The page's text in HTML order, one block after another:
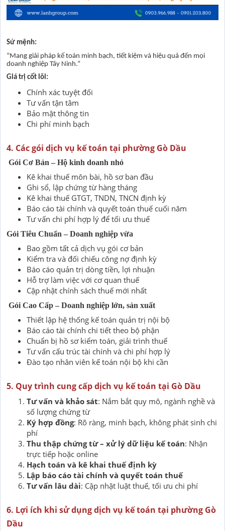
Sứ mệnh:
“Mang giải pháp kế toán minh bạch, tiết kiệm và hiệu quả đến mọi
doanh nghiệp Tây Ninh.”
Giá trị cốt lõi:
Chính xác tuyệt đối
Tư vấn tận tâm
Bảo mật thông tin
Chi phí minh bạch
4. Các gói dịch vụ kế toán tại phường Gò Dầu
Gói Cơ Bản – Hộ kinh doanh nhỏ
Kê khai thuế môn bài, hồ sơ ban đầu
Ghi sổ, lập chứng từ hàng tháng
Kê khai thuế GTGT, TNDN, TNCN định kỳ
Báo cáo tài chính và quyết toán thuế cuối năm
Tư vấn chi phí hợp lý để tối ưu thuế
Gói Tiêu Chuẩn – Doanh nghiệp vừa
Bao gồm tất cả dịch vụ gói cơ bản
Kiểm tra và đối chiếu công nợ định kỳ
Báo cáo quản trị dòng tiền, lợi nhuận
Hỗ trợ làm việc với cơ quan thuế
Cập nhật chính sách thuế mới nhất
Gói Cao Cấp – Doanh nghiệp lớn, sản xuất
Thiết lập hệ thống kế toán quản trị nội bộ
Báo cáo tài chính chi tiết theo bộ phận
Chuẩn bị hồ sơ kiểm toán, giải trình thuế
Tư vấn cấu trúc tài chính và chi phí hợp lý
Đào tạo nhân viên kế toán nội bộ khi cần
5. Quy trình cung cấp dịch vụ kế toán tại Gò Dầu
Tư vấn và khảo sát: Nắm bắt quy mô, ngành nghề và
số lượng chứng từ
Ký hợp đồng: Rõ ràng, minh bạch, không phát sinh chi
phí
Thu thập chứng từ – xử lý dữ liệu kế toán: Nhận
trực tiếp hoặc online
Hạch toán và kê khai thuế định kỳ
Lập báo cáo tài chính và quyết toán thuế
Tư vấn lâu dài: Cập nhật luật thuế, tối ưu chi phí
6. Lợi ích khi sử dụng dịch vụ kế toán tại phường Gò
Dầu